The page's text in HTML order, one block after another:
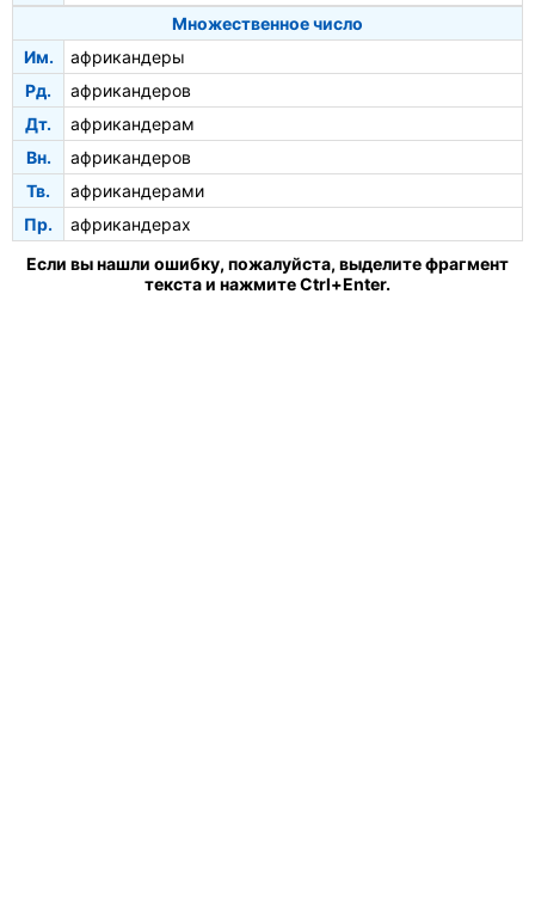
Множественное число
Им.
африкандеры
Рд.
африкандеров
Дт.
африкандерам
Вн.
африкандеров
Тв.
африкандерами
Пр.
африкандерах
Если вы нашли ошибку, пожалуйста, выделите фрагмент
текста и нажмите Ctrl+Enter.